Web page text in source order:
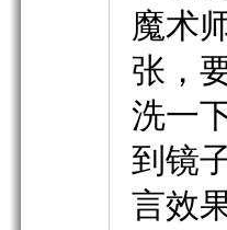
魔术
张，
洗一
到镜
言效